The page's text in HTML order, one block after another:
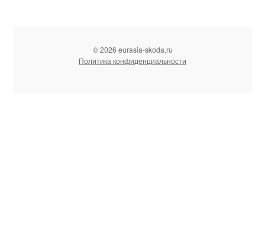
© 2026 eurasia-skoda.ru
Политика конфиденциальности